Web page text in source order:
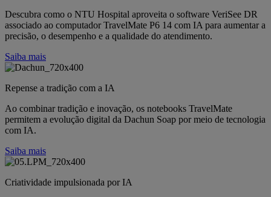
Descubra como o NTU Hospital aproveita o software VeriSee DR
associado ao computador TravelMate P6 14 com IA para aumentar a
precisão, o desempenho e a qualidade do atendimento.
Saiba mais
Repense a tradição com a IA
Ao combinar tradição e inovação, os notebooks TravelMate
permitem a evolução digital da Dachun Soap por meio de tecnologia
com IA.
Saiba mais
Criatividade impulsionada por IA